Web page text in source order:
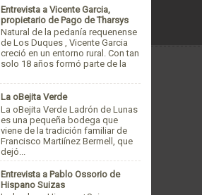
Entrevista a Vicente Garcia,
propietario de Pago de Tharsys
Natural de la pedanía requenense
de Los Duques , Vicente Garcia
creció en un entorno rural. Con tan
solo 18 años formó parte de la
La oBejita Verde
La oBejita Verde Ladrón de Lunas
es una pequeña bodega que
viene de la tradición familiar de
Francisco Martiínez Bermell, que
dejó...
Entrevista a Pablo Ossorio de
Hispano Suizas